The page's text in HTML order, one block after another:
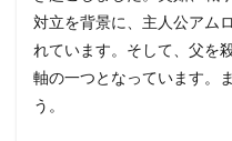
対立を背景に、主人公アム
れています。そして、父を
軸の一つとなっています。
う。